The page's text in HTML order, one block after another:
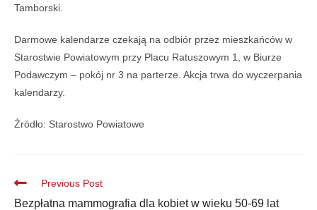
Tamborski.
Darmowe kalendarze czekają na odbiór przez mieszkańców w
Starostwie Powiatowym przy Placu Ratuszowym 1, w Biurze
Podawczym – pokój nr 3 na parterze. Akcja trwa do wyczerpania
kalendarzy.
Źródło: Starostwo Powiatowe
Previous Post
Bezpłatna mammografia dla kobiet w wieku 50-69 lat